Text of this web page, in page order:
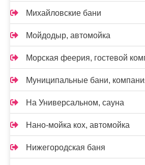
Михайловские бани
Мойдодыр, автомойка
Морская феерия, гостевой
Муниципальные бани,
На Универсальном, сауна
Нано-мойка кох, автомойка
Нижегородская баня